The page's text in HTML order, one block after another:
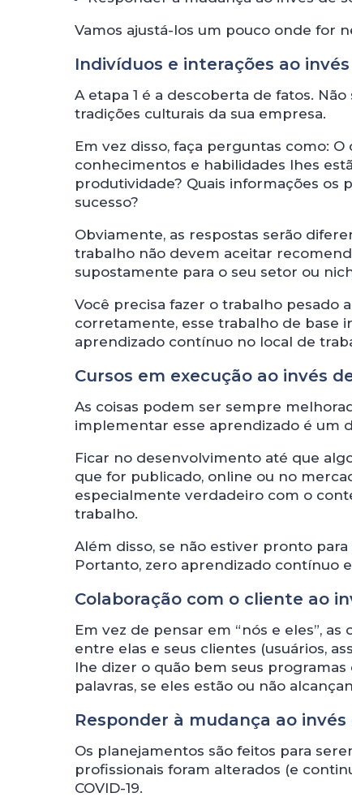
Vamos ajustá-los um pouco onde for
Indivíduos e interações ao
A etapa 1 é a descoberta de fatos.
tradições culturais da sua empresa.
Em vez disso, faça perguntas como:
conhecimentos e habilidades lhes
produtividade? Quais informações os
sucesso?
Obviamente, as respostas serão
trabalho não devem aceitar
supostamente para o seu setor ou
Você precisa fazer o trabalho pesado
corretamente, esse trabalho de base
aprendizado contínuo no local de
Cursos em execução ao invés
As coisas podem ser sempre
implementar esse aprendizado é um
Ficar no desenvolvimento até que
que for publicado, online ou no
especialmente verdadeiro com o
trabalho.
Além disso, se não estiver pronto
Portanto, zero aprendizado contínuo
Colaboração com o cliente ao
Em vez de pensar em “nós e eles”,
entre elas e seus clientes (usuários,
lhe dizer o quão bem seus
palavras, se eles estão ou não
Responder à mudança ao
Os planejamentos são feitos para
profissionais foram alterados (e
COVID-19.